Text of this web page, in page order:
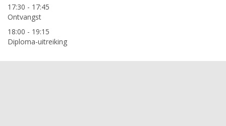
17:30 - 17:45
Ontvangst
18:00 - 19:15
Diploma-uitreiking